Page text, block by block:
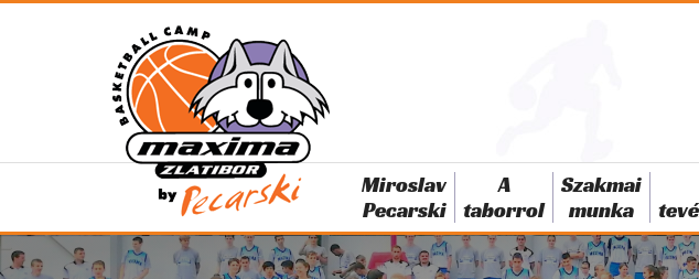
Miroslav
Pecarski
A
taborrol
Szakmai
munka